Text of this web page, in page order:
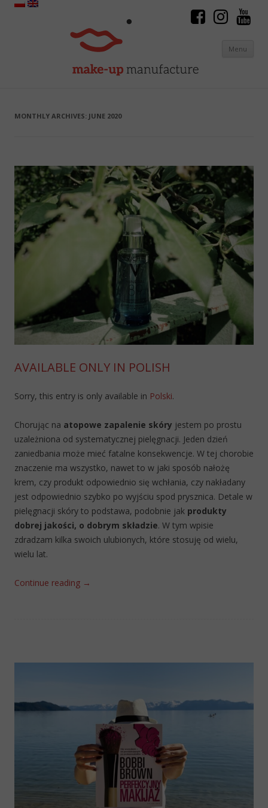
Menu
MONTHLY ARCHIVES: JUNE 2020
AVAILABLE ONLY IN POLISH
Sorry, this entry is only available in Polski.
Chorując na atopowe zapalenie skóry jestem po prostu
uzależniona od systematycznej pielęgnacji. Jeden dzień
zaniedbania może mieć fatalne konsekwencje. W tej chorobie
znaczenie ma wszystko, nawet to w jaki sposób nałożę
krem, czy produkt odpowiednio się wchłania, czy nakładany
jest odpowiednio szybko po wyjściu spod prysznica. Detale w
pielęgnacji skóry to podstawa, podobnie jak produkty
dobrej jakości, o dobrym składzie. W tym wpisie
zdradzam kilka swoich ulubionych, które stosuję od wielu,
wielu lat.
Continue reading →